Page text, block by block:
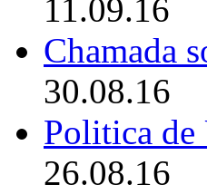
11.09.16
Chamada
30.08.16
Politica de
26.08.16